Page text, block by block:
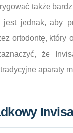
także
jednak, aby
ortodontę,
że
aparaty